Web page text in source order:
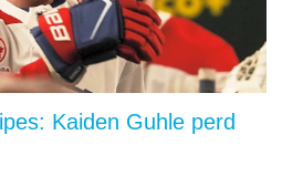
Kaiden Guhle perd